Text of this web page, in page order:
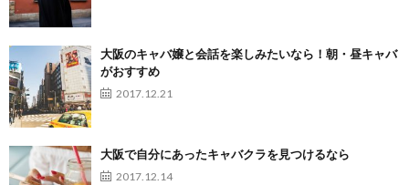
大阪のキャバ嬢と会話を楽しみたいなら！朝・昼キャバ
がおすすめ
2017.12.21
大阪で自分にあったキャバクラを見つけるなら
2017.12.14